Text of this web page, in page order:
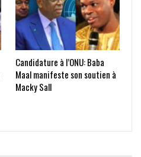
Candidature à l’ONU: Baba
Maal manifeste son soutien à
Macky Sall